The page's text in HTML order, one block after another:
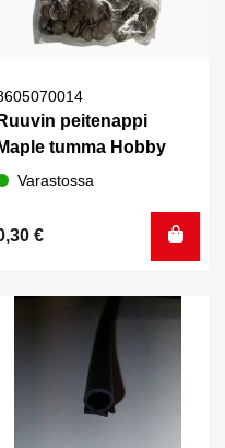
Ruuvin peitenappi
Maple tumma Hobby
Varastossa
€